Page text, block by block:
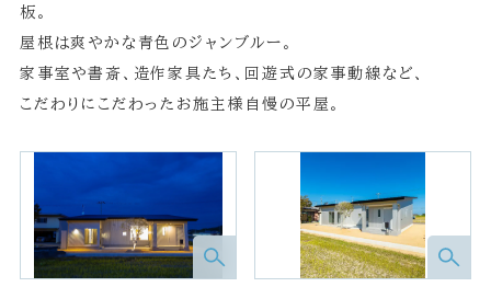
板。
屋根は爽やかな青色のジャンブルー。
家事室や書斎、造作家具たち、回遊式の家事動線など、
こだわりにこだわったお施主様自慢の平屋。